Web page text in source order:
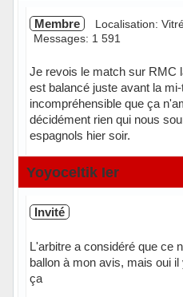
Membre Localisation:
Messages: 1 591
Je revois le match sur RMC
est balancé juste avant la
incompréhensible que ça
décidément rien qui nous
espagnols hier soir.
Hors ligne
Yoyoceltik Ier
Invité
L'arbitre a considéré que ce
ballon à mon avis, mais oui
ça